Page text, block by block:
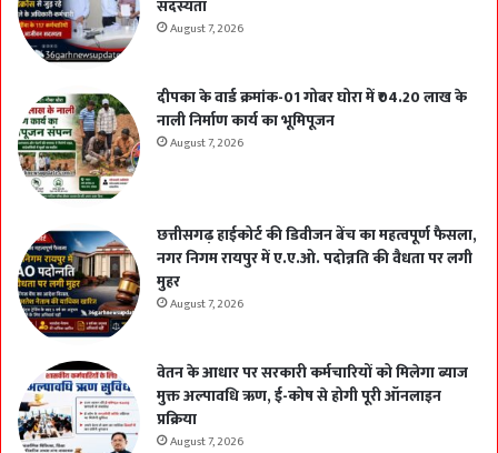
सदस्यता
August 7, 2026
दीपका के वार्ड क्रमांक-01 गोबर घोरा में ₹04.20 लाख के
नाली निर्माण कार्य का भूमिपूजन
August 7, 2026
छत्तीसगढ़ हाईकोर्ट की डिवीजन बेंच का महत्वपूर्ण फैसला,
नगर निगम रायपुर में ए.ए.ओ. पदोन्नति की वैधता पर लगी
मुहर
August 7, 2026
वेतन के आधार पर सरकारी कर्मचारियों को मिलेगा ब्याज
मुक्त अल्पावधि ऋण, ई-कोष से होगी पूरी ऑनलाइन
प्रक्रिया
August 7, 2026